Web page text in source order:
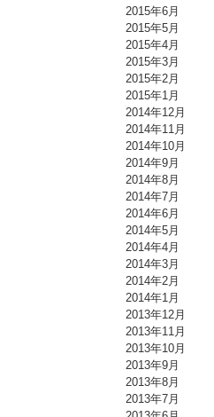
2015年6月
2015年5月
2015年4月
2015年3月
2015年2月
2015年1月
2014年12月
2014年11月
2014年10月
2014年9月
2014年8月
2014年7月
2014年6月
2014年5月
2014年4月
2014年3月
2014年2月
2014年1月
2013年12月
2013年11月
2013年10月
2013年9月
2013年8月
2013年7月